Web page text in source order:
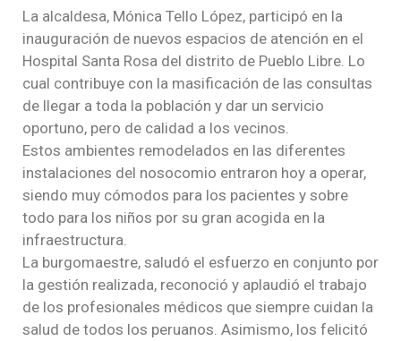
La alcaldesa, Mónica Tello López, participó en la
inauguración de nuevos espacios de atención en el
Hospital Santa Rosa del distrito de Pueblo Libre. Lo
cual contribuye con la masificación de las consultas
de llegar a toda la población y dar un servicio
oportuno, pero de calidad a los vecinos.
Estos ambientes remodelados en las diferentes
instalaciones del nosocomio entraron hoy a operar,
siendo muy cómodos para los pacientes y sobre
todo para los niños por su gran acogida en la
infraestructura.
La burgomaestre, saludó el esfuerzo en conjunto por
la gestión realizada, reconoció y aplaudió el trabajo
de los profesionales médicos que siempre cuidan la
salud de todos los peruanos. Asimismo, los felicitó